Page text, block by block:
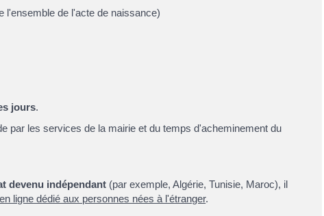
l'ensemble de l'acte de naissance)
jours.
par les services de la mairie et du temps d'acheminement du
devenu indépendant (par exemple, Algérie, Tunisie, Maroc), il
ligne dédié aux personnes nées à l'étranger.